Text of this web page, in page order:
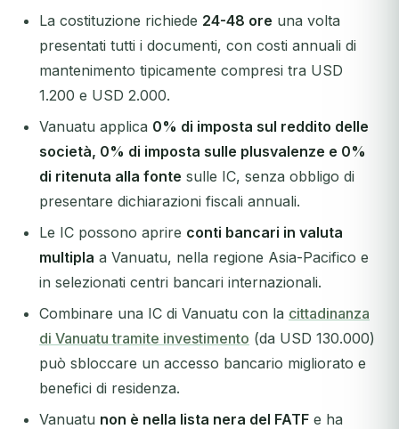
La costituzione richiede 24-48 ore una volta
presentati tutti i documenti, con costi annuali di
mantenimento tipicamente compresi tra USD
1.200 e USD 2.000.
Vanuatu applica 0% di imposta sul reddito delle
società, 0% di imposta sulle plusvalenze e 0%
di ritenuta alla fonte sulle IC, senza obbligo di
presentare dichiarazioni fiscali annuali.
Le IC possono aprire conti bancari in valuta
multipla a Vanuatu, nella regione Asia-Pacifico e
in selezionati centri bancari internazionali.
Combinare una IC di Vanuatu con la cittadinanza
di Vanuatu tramite investimento (da USD 130.000)
può sbloccare un accesso bancario migliorato e
benefici di residenza.
Vanuatu non è nella lista nera del FATF e ha